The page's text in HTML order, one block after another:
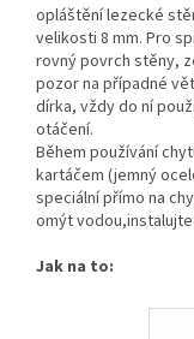
opláštění lezecké
velikosti 8 mm. Pro
rovný povrch stěny,
pozor na případné
dírka, vždy do ní
otáčení.
Během používání
kartáčem (jemný
speciální přímo na
omýt
Jak na to: